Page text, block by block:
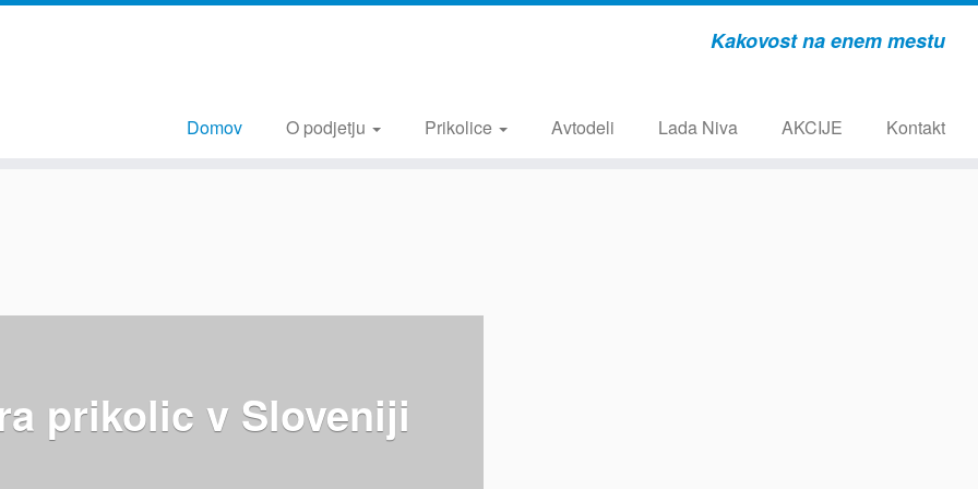
Kakovost na enem mestu
Domov O podjetju Prikolice Avtodeli Lada Niva AKCIJE Kontakt
prikolic v Sloveniji